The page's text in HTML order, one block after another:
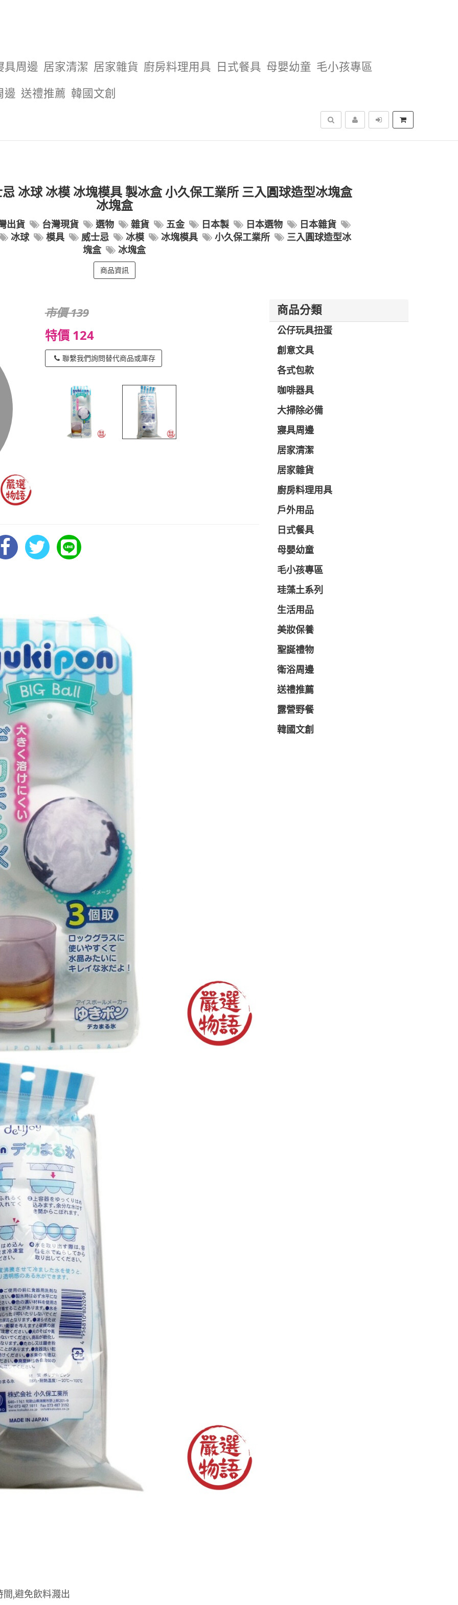
具周邊 居家清潔 居家雜貨 廚房料理用具 日式餐具 母嬰幼童 毛小孩專區
邊 送禮推薦 韓國文創
搜尋
冰球 冰模 冰塊模具 製冰盒 小久保工業所 三入圓球造型冰塊盒
冰塊盒
出貨 台灣現貨 選物 雜貨 五金 日本製 日本選物
日本雜貨
冰球
模具 威士忌 冰模 冰塊模具 小久保工業所
三入圓球造型冰
塊盒
冰塊盒
商品資訊
市價 139
特價 124
聯繫我們詢問替代商品或庫存
,避免飲料濺出
商品分類
公仔玩具扭蛋
創意文具
各式包款
咖啡器具
大掃除必備
寢具周邊
居家清潔
居家雜貨
廚房料理用具
戶外用品
日式餐具
母嬰幼童
毛小孩專區
珪藻土系列
生活用品
美妝保養
聖誕禮物
衛浴周邊
送禮推薦
露營野餐
韓國文創